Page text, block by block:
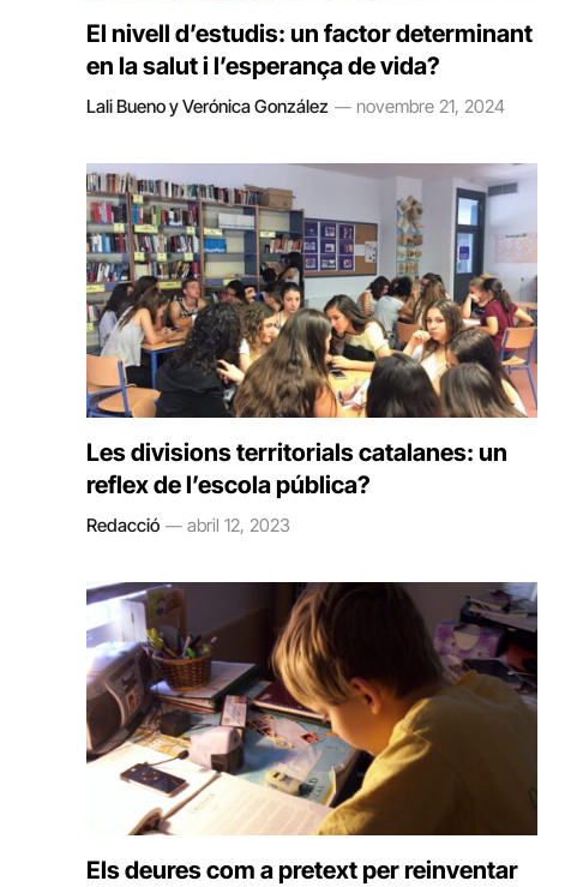
El nivell d’estudis: un factor determinant
en la salut i l’esperança de vida?
Lali Bueno y Verónica González novembre 21, 2024
Les divisions territorials catalanes: un
reflex de l’escola pública?
Redacció abril 12, 2023
Els deures com a pretext per reinventar